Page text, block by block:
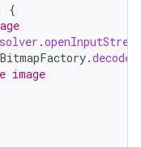
{
.
BitmapFactory.
image